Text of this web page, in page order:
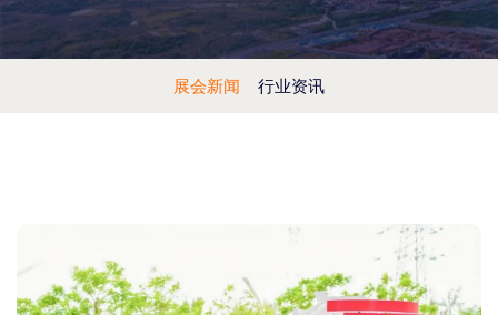
展会新闻 行业资讯